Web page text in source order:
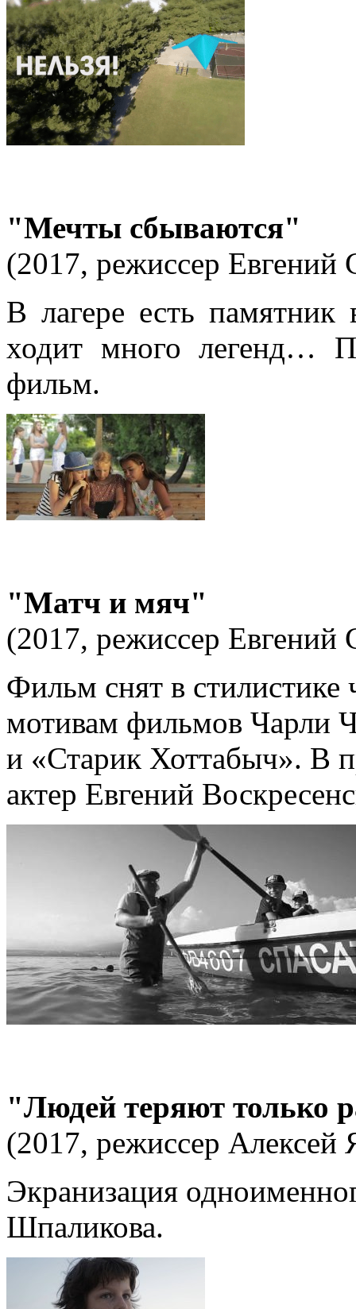
"Мечты сбываются"
(2017, режиссер Евгений
В лагере есть памятник
ходит много легенд…
фильм.
"Матч и мяч"
(2017, режиссер
Фильм снят в стилистике
мотивам фильмов Чарли
и «Старик Хоттабыч». В
актер Евгений
"Людей теряют только
(2017, режиссер Алексей
Экранизация
Шпаликова.